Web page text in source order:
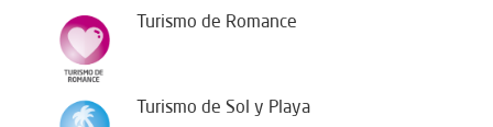
Turismo de Romance
Turismo de Sol y Playa